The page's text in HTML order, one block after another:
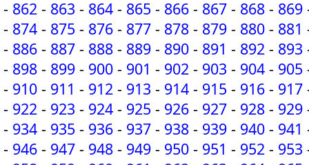
- 862 - 863 - 864 - 865 - 866 - 867 - 868 - 869
- 874 - 875 - 876 - 877 - 878 - 879 - 880 - 881
- 886 - 887 - 888 - 889 - 890 - 891 - 892 - 893
- 898 - 899 - 900 - 901 - 902 - 903 - 904 - 905
- 910 - 911 - 912 - 913 - 914 - 915 - 916 - 917
- 922 - 923 - 924 - 925 - 926 - 927 - 928 - 929
- 934 - 935 - 936 - 937 - 938 - 939 - 940 - 941
- 946 - 947 - 948 - 949 - 950 - 951 - 952 - 953